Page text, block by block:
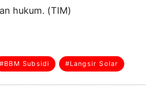
hukum. (TIM)
#BBM Subsidi #Langsir Solar